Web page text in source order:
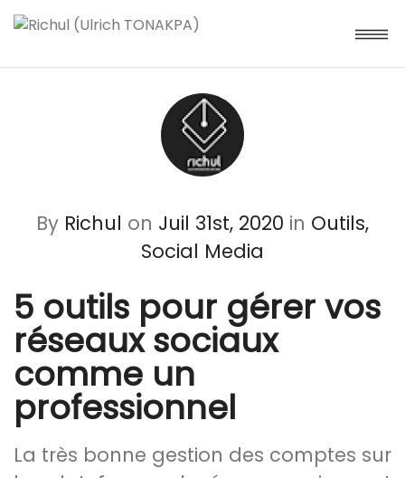
By Richul on Juil 31st, 2020 in Outils,
Social Media
5 outils pour gérer vos
réseaux sociaux
comme un
professionnel
La très bonne gestion des comptes sur